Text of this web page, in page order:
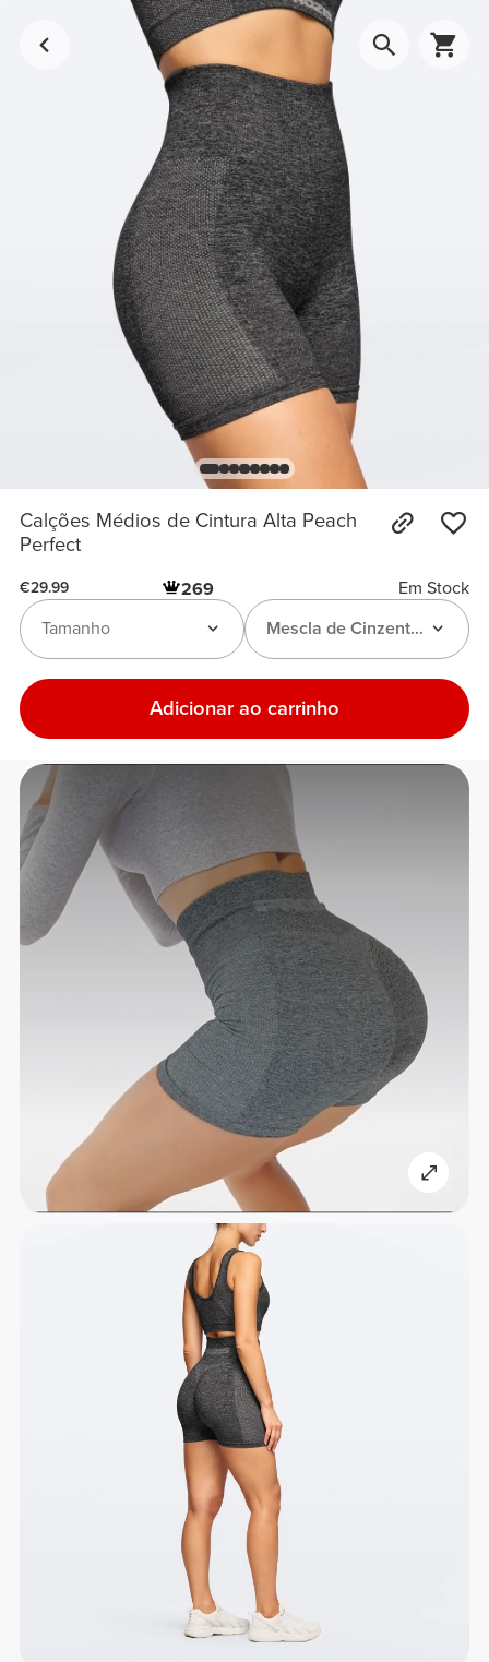
Calções Médios de Cintura Alta Peach
Perfect
€29.99 269
Em Stock
Mescla de Cinzento-Escuro
Tamanho
Adicionar ao carrinho